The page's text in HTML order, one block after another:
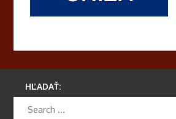
HĽADAŤ: